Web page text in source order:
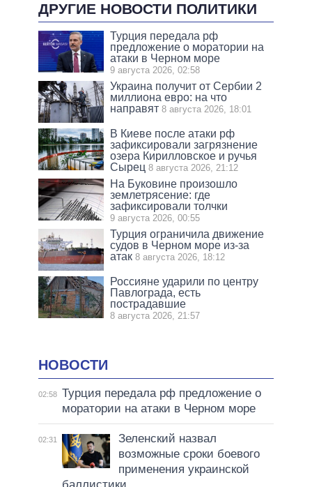
ДРУГИЕ НОВОСТИ ПОЛИТИКИ
Турция передала рф
предложение о моратории на
атаки в Черном море
9 августа 2026, 02:58
Украина получит от Сербии 2
миллиона евро: на что
направят 8 августа 2026, 18:01
В Киеве после атаки рф
зафиксировали загрязнение
озера Кирилловское и ручья
Сырец 8 августа 2026, 21:12
На Буковине произошло
землетрясение: где
зафиксировали толчки
9 августа 2026, 00:55
Турция ограничила движение
судов в Черном море из-за
атак 8 августа 2026, 18:12
Россияне ударили по центру
Павлограда, есть
пострадавшие
8 августа 2026, 21:57
НОВОСТИ
02:58 Турция передала рф предложение о
моратории на атаки в Черном море
02:31
Зеленский назвал
возможные сроки боевого
применения украинской